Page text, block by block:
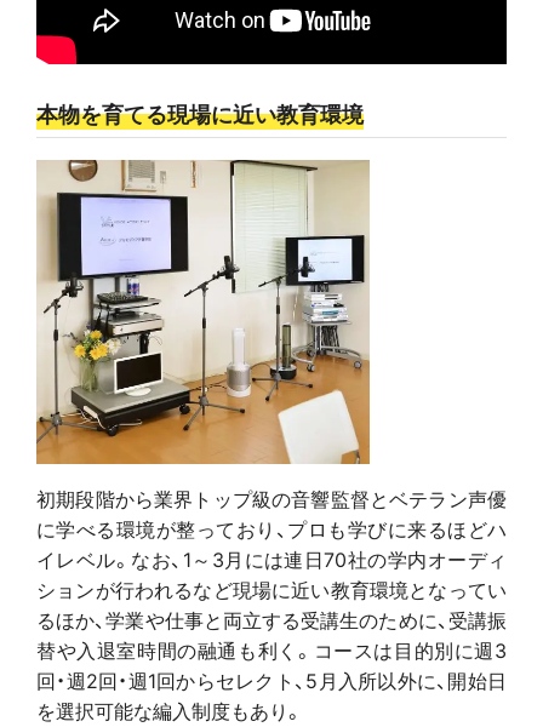
本物を育てる現場に近い教育環境
初期段階から業界トップ級の音響監督とベテラン声優
に学べる環境が整っており、プロも学びに来るほどハ
イレベル。なお、1～3月には連日70社の学内オーディ
ションが行われるなど現場に近い教育環境となってい
るほか、学業や仕事と両立する受講生のために、受講振
替や入退室時間の融通も利く。コースは目的別に週3
回・週2回・週1回からセレクト、5月入所以外に、開始日
を選択可能な編入制度もあり。